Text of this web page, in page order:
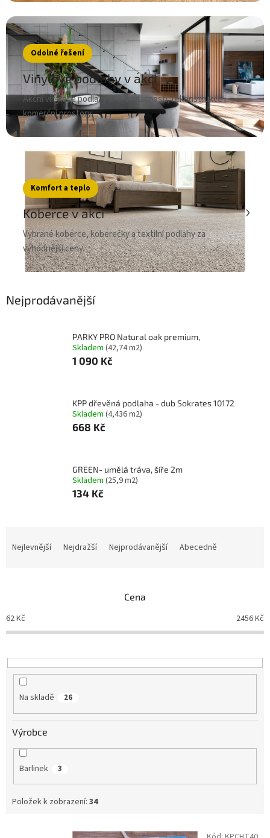
Odolné řešení
Vinylové podlahy v akci
Akční vinylové podlahy pro domácnosti, rekonstrukce i
komerční prostory.
›
Komfort a teplo
Koberce v akci
Vybrané koberce, koberečky a textilní podlahy za
výhodnější ceny.
›
Nejprodávanější
PARKY PRO Natural oak premium,
Skladem (42,74 m2)
1 090 Kč
KPP dřevěná podlaha - dub Sokrates 10172
Skladem (4,436 m2)
668 Kč
GREEN- umělá tráva, šíře 2m
Skladem (25,9 m2)
134 Kč
p
r
o
u
Nejlevnější Nejdražší Nejprodávanější Abecedně
Cena
62Kč 2456Kč
Na skladě 26
Výrobce
Barlinek 3
Položek k zobrazení: 34